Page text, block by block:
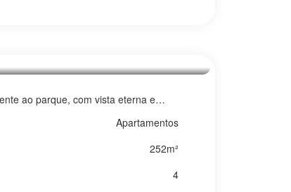
ao parque, com vista eterna e
também é saber que aquilo que você
Apartamentos
252m²
4